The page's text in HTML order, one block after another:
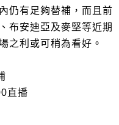
仍有足夠替補，而且前
布安迪亞及麥堅等近期
之利或可稍為看好。
直播